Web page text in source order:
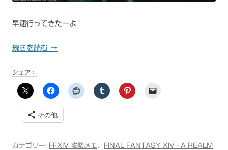
早速行ってきたーよ
続きを読む →
シェア：
その他
カテゴリー: FFXIV 攻略メモ、
FINAL FANTASY XIV - A REALM